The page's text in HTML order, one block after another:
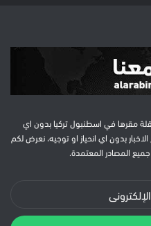
مقرها في اسطنبول تركيا بدون اي
بدون اي انحياز او توجيه، نعرض لكم
جميع المصادر المعتمدة.